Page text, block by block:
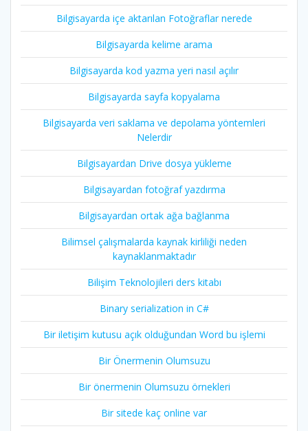
Bilgisayarda içe aktarılan Fotoğraflar nerede
Bilgisayarda kelime arama
Bilgisayarda kod yazma yeri nasıl açılır
Bilgisayarda sayfa kopyalama
Bilgisayarda veri saklama ve depolama yöntemleri
Nelerdir
Bilgisayardan Drive dosya yükleme
Bilgisayardan fotoğraf yazdırma
Bilgisayardan ortak ağa bağlanma
Bilimsel çalışmalarda kaynak kirliliği neden
kaynaklanmaktadır
Bilişim Teknolojileri ders kitabı
Binary serialization in C#
Bir iletişim kutusu açık olduğundan Word bu işlemi
Bir Önermenin Olumsuzu
Bir önermenin Olumsuzu örnekleri
Bir sitede kaç online var